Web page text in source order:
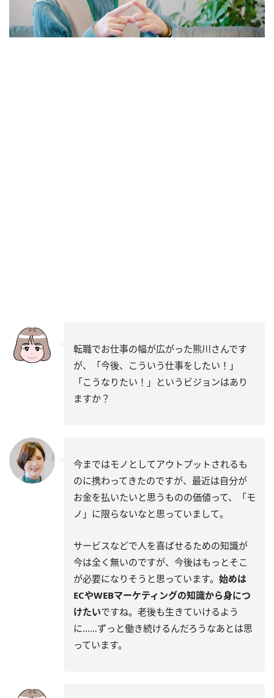
転職でお仕事の幅が広がった熊川さんです
が、「今後、こういう仕事をしたい！」
「こうなりたい！」というビジョンはあり
ますか？
今まではモノとしてアウトプットされるも
のに携わってきたのですが、最近は自分が
お金を払いたいと思うものの価値って、「モ
ノ」に限らないなと思っていまして。
サービスなどで人を喜ばせるための知識が
今は全く無いのですが、今後はもっとそこ
が必要になりそうと思っています。 始めは
ECやWEBマーケティングの知識から身につ
けたいですね。老後も生きていけるよう
に……ずっと働き続けるんだろうなあとは思
っています。